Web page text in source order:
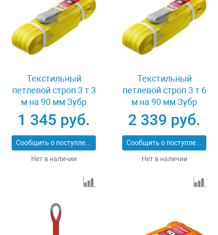
Текстильный
петлевой строп 3 т 3
м на 90 мм Зубр
43553-3-3
1 345 руб.
Сообщить о поступлении
Нет в наличии
Текстильный
петлевой строп 3 т 6
м на 90 мм Зубр
43553-3-6
2 339 руб.
Сообщить о поступлении
Нет в наличии